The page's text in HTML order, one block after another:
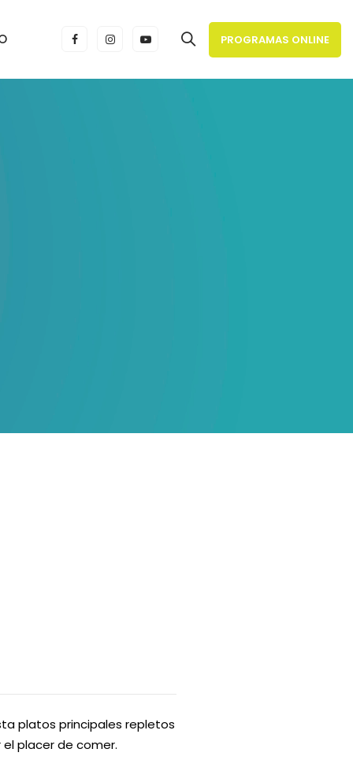
PROGRAMAS ONLINE
platos principales repletos
placer de comer.